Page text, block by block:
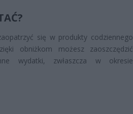
się w produkty codziennego
obniżkom możesz zaoszczędzić
wydatki, zwłaszcza w okresie